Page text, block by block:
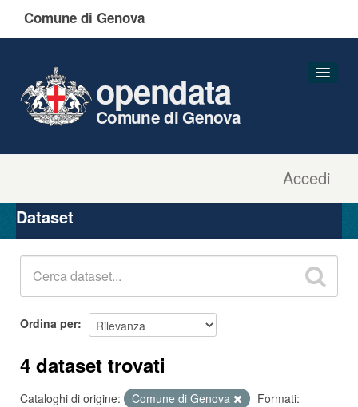
Comune di Genova
Accedi
opendata
Comune di Genova
Organizzazioni
Gruppi
Dataset
Ordina per
4 dataset trovati
Cataloghi di origine: Comune di Genova
Formati: